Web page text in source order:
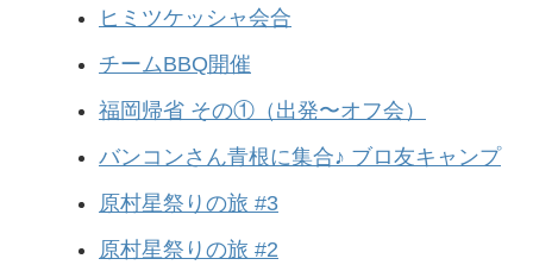
ヒミツケッシャ会合
チームBBQ開催
福岡帰省 その①（出発〜オフ会）
バンコンさん青根に集合♪ ブロ友キャンプ
原村星祭りの旅 #3
原村星祭りの旅 #2